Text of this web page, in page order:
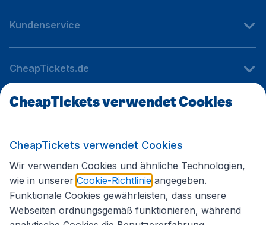
Kundenservice
CheapTickets.de
Internationale Webseiten
Folgen Sie uns:
CheapTickets verwendet Cookies
CheapTickets verwendet Cookies
Wir verwenden Cookies und ähnliche Technologien,
wie in unserer Cookie-Richtlinie angegeben.
Funktionale Cookies gewährleisten, dass unsere
Webseiten ordnungsgemäß funktionieren, während